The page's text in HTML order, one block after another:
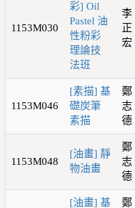
1153M030
彩] Oil
Pastel 油
性粉彩
理論技
法班
李
正
宏
1153M046
[素描] 基
礎炭筆
素描
鄭
志
德
1153M048
[油畫] 靜
物油畫
鄭
志
德
[油畫] 基 鄭